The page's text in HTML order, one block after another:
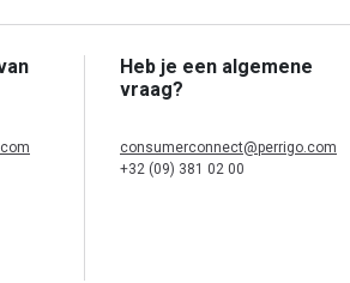
Heb je een algemene
vraag?
consumerconnect@perrigo.com
+32 (09) 381 02 00